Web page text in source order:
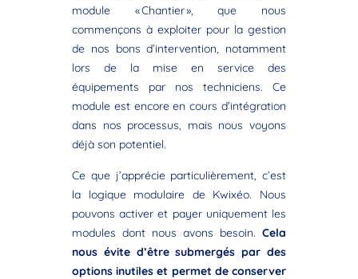
module « Chantier », que nous
commençons à exploiter pour la gestion
de nos bons d’intervention, notamment
lors de la mise en service des
équipements par nos techniciens. Ce
module est encore en cours d’intégration
dans nos processus, mais nous voyons
déjà son potentiel.
Ce que j’apprécie particulièrement, c’est
la logique modulaire de Kwixéo. Nous
pouvons activer et payer uniquement les
modules dont nous avons besoin. Cela
nous évite d’être submergés par des
options inutiles et permet de conserver